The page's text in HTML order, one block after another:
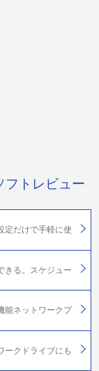
フトレビュー
定だけで手軽に使
きる。スケジュー
能ネットワークプ
ークドライブにも